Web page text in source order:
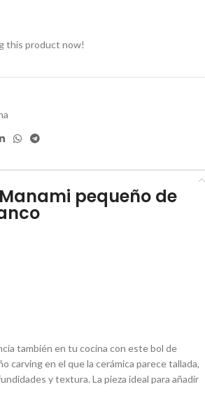
this product now!
pequeño de
también en tu cocina con este bol de
carving en el que la cerámica parece tallada,
y textura. La pieza ideal para añadir